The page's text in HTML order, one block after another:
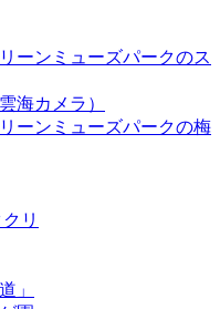
ーンミューズパークのス
海カメラ）
ーンミューズパークの梅
リ
」